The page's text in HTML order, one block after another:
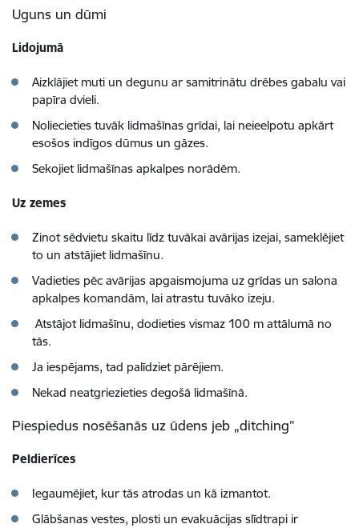
Uguns un dūmi
Lidojumā
Aizklājiet muti un degunu ar samitrinātu drēbes gabalu vai
papīra dvieli.
Noliecieties tuvāk lidmašīnas grīdai, lai neieelpotu apkārt
esošos indīgos dūmus un gāzes.
Sekojiet lidmašīnas apkalpes norādēm.
Uz zemes
Zinot sēdvietu skaitu līdz tuvākai avārijas izejai, sameklējiet
to un atstājiet lidmašīnu.
Vadieties pēc avārijas apgaismojuma uz grīdas un salona
apkalpes komandām, lai atrastu tuvāko izeju.
Atstājot lidmašīnu, dodieties vismaz 100 m attālumā no
tās.
Ja iespējams, tad palīdziet pārējiem.
Nekad neatgriezieties degošā lidmašīnā.
Piespiedus nosēšanās uz ūdens jeb „ditching”
Peldierīces
Iegaumējiet, kur tās atrodas un kā izmantot.
Glābšanas vestes, plosti un evakuācijas slīdtrapi ir